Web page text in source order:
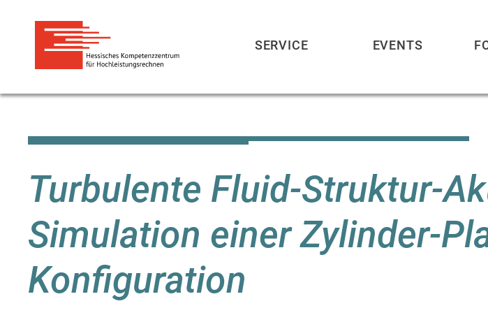
Inhalt
SERVICE EVENTS
Turbulente Fluid-Struktur-
Simulation einer Zylinder-
Konfiguration